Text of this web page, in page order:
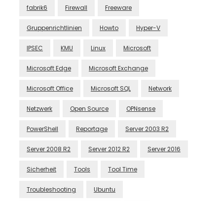
fabrik6 Firewall Freeware
Gruppenrichtlinien Howto Hyper-V
IPSEC KMU Linux Microsoft
Microsoft Edge Microsoft Exchange
Microsoft Office Microsoft SQL Network
Netzwerk Open Source OPNsense
PowerShell Reportage Server 2003 R2
Server 2008 R2 Server 2012 R2 Server 2016
Sicherheit Tools Tool Time
Troubleshooting Ubuntu